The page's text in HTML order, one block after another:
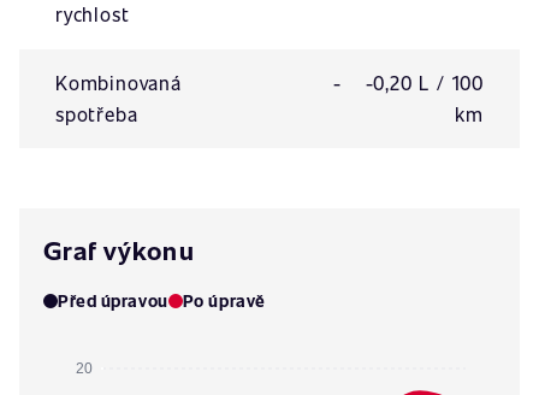
rychlost
Kombinovaná
spotřeba
-
-0,20 L / 100
km
Graf výkonu
Před úpravou Po úpravě
20